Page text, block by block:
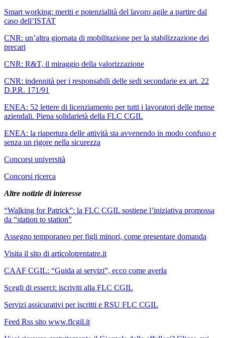
Smart working: meriti e potenzialità del lavoro agile a partire dal
caso dell’ISTAT
CNR: un’altra giornata di mobilitazione per la stabilizzazione dei
precari
CNR: R&T, il miraggio della valorizzazione
CNR: indennità per i responsabili delle sedi secondarie ex art. 22
D.P.R. 171/91
ENEA: 52 lettere di licenziamento per tutti i lavoratori delle mense
aziendali. Piena solidarietà della FLC CGIL
ENEA: la riapertura delle attività sta avvenendo in modo confuso e
senza un rigore nella sicurezza
Concorsi università
Concorsi ricerca
Altre notizie di interesse
“Walking for Patrick”: la FLC CGIL sostiene l’iniziativa promossa
da “station to station”
Assegno temporaneo per figli minori, come presentare domanda
Visita il sito di articolotrentatre.it
CAAF CGIL: “Guida ai servizi”, ecco come averla
Scegli di esserci: iscriviti alla FLC CGIL
Servizi assicurativi per iscritti e RSU FLC CGIL
Feed Rss sito www.flcgil.it